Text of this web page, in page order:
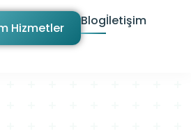
Hizmetler Blogİletişim